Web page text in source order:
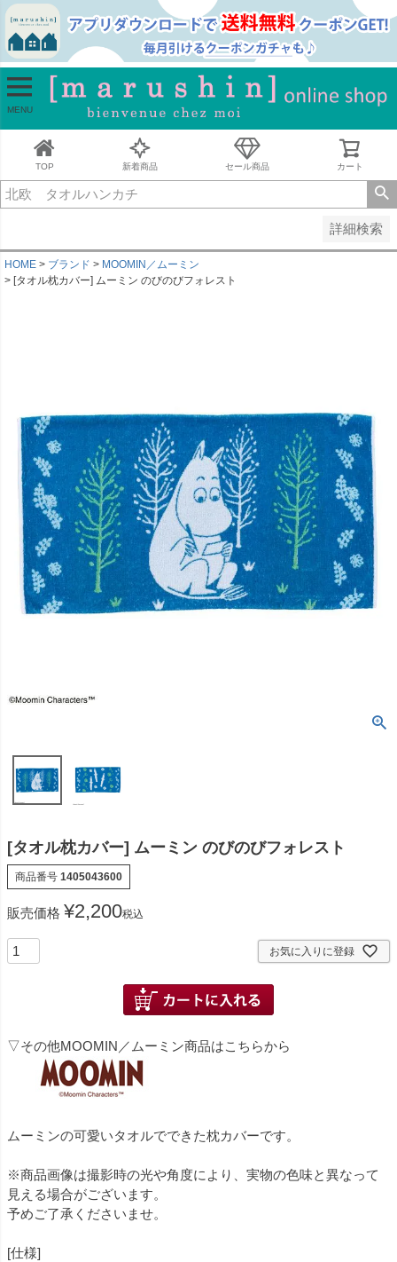
MENU
TOP 新着商品 セール商品 カート
詳細検索
並び順
新着順
古い順
価格が安い順
価格が高い順
キーワードヒット順
HOME ブランド
MOOMIN／ムーミン
[タオル枕カバー] ムーミン のびのびフォレスト
[タオル枕カバー] ムーミン のびのびフォレスト
商品番号 1405043600
販売価格 ¥2,200税込
お気に入りに登録
▽その他MOOMIN／ムーミン商品はこちらから
ムーミンの可愛いタオルでできた枕カバーです。
※商品画像は撮影時の光や角度により、実物の色味と異なって
見える場合がございます。
予めご了承くださいませ。
[仕様]